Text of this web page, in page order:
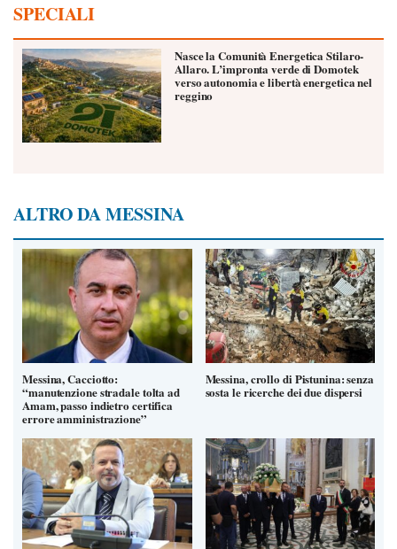
SPECIALI
Nasce la Comunità Energetica Stilaro-
Allaro. L’impronta verde di Domotek
verso autonomia e libertà energetica nel
reggino
ALTRO DA MESSINA
Messina, Cacciotto:
“manutenzione stradale tolta ad
Amam, passo indietro certifica
errore amministrazione”
Messina, crollo di Pistunina: senza
sosta le ricerche dei due dispersi